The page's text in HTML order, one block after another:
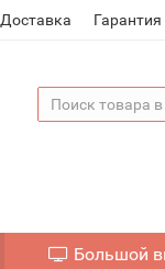
Доставка Гарантия
Большой